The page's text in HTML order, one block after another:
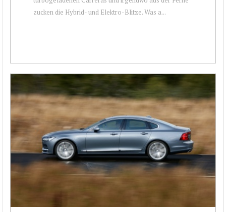
zucken die Hybrid- und Elektro-Blitze. Was a...